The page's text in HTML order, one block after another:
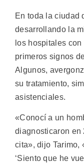
En toda la ciudad
desarrollando la
los hospitales
primeros signos
Algunos,
su tratamiento,
asistenciales.
«Conocí a un
diagnosticaron en
cita», dijo Tarimo,
‘Siento que he